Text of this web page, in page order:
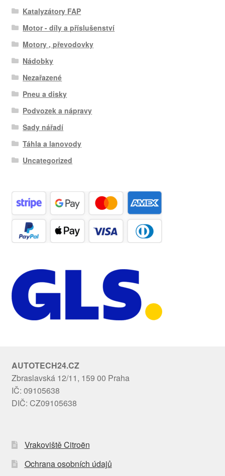
Katalyzátory FAP
Motor - díly a příslušenství
Motory , převodovky
Nádobky
Nezařazené
Pneu a disky
Podvozek a nápravy
Sady nářadí
Táhla a lanovody
Uncategorized
AUTOTECH24.CZ
Zbraslavská 12/11, 159 00 Praha
IČ: 09105638
DIČ: CZ09105638
Vrakoviště Citroën
Ochrana osobních údajů